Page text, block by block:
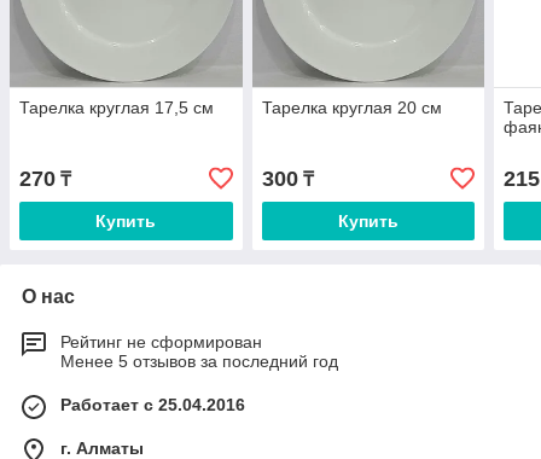
Тарелка круглая 17,5 см
270 ₸
Купить
Тарелка круглая 20 см
300₸
Купить
215
О нас
Рейтинг не сформирован
Менее 5 отзывов за последний год
Работает с 25.04.2016
г. Алматы